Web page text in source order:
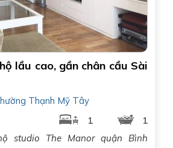
lầu cao, gần chân cầu Sài
Thạnh Mỹ Tây
1
1
studio The Manor quận Bình